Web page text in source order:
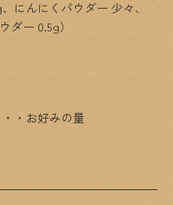
にんにくパウダー 少々、
ダー 0.5g）
・お好みの量